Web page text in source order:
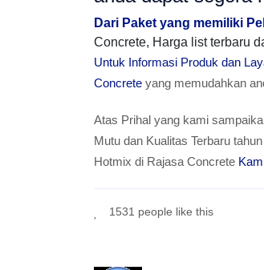
Dari Paket yang memiliki
Concrete, Harga list terbaru
Untuk Informasi Produk dan
Concrete yang memudahkan
Atas Prihal yang kami
Mutu dan Kualitas Terbaru
Hotmix di Rajasa Concrete
1531 people like this